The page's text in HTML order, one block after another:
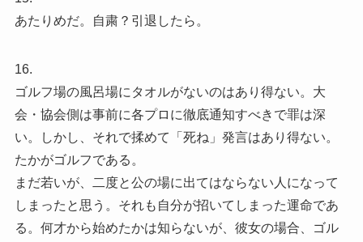
あたりめだ。自粛？引退したら。
16.
ゴルフ場の風呂場にタオルがないのはあり得ない。大
会・協会側は事前に各プロに徹底通知すべきで罪は深
い。しかし、それで揉めて「死ね」発言はあり得ない。
たかがゴルフである。
まだ若いが、二度と公の場に出てはならない人になって
しまったと思う。それも自分が招いてしまった運命であ
る。何才から始めたかは知らないが、彼女の場合、ゴル